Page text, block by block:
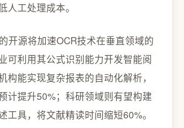
人工处理成本。
开源将加速OCR技术在垂直领域的
可利用其公式识别能力开发智能阅
构能实现复杂报表的自动化解析，
计提升50%；科研领域则有望构建
工具，将文献精读时间缩短60%。